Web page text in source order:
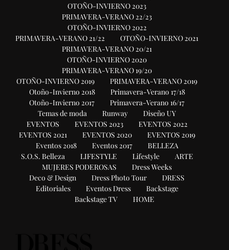
OTOÑO-INVIERNO 2023
PRIMAVERA-VERANO 22/23
OTOÑO-INVIERNO 2022
PRIMAVERA-VERANO 21/22
OTOÑO-INVIERNO 2021
PRIMAVERA-VERANO 20/21
OTOÑO-INVIERNO 2020
PRIMAVERA-VERANO 19/20
OTOÑO-INVIERNO 2019
PRIMAVERA-VERANO 2019
Otoño-Invierno 2018
Primavera-Verano 17/18
Otoño-Invierno 2017
Primavera-Verano 16/17
Temas de moda
Runway
Diseño UY
EVENTOS
EVENTOS 2023
EVENTOS 2022
EVENTOS 2021
EVENTOS 2020
EVENTOS 2019
Eventos 2018
Eventos 2017
BELLEZA
S.O.S. Belleza
LIFESTYLE Lifestyle
ARTE
MUJERES PODEROSAS
Dress Weeks
Deco & Design
Dress Photo Tour
DRESS
Editoriales
Eventos Dress
Backstage
Backstage TV
HOME